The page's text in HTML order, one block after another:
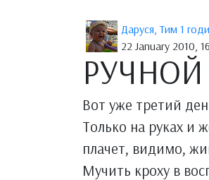
Даруся, Тим 1
22 January 2010,
Вот уже третий
Только на руках и
плачет, видимо,
Мучить кроху в